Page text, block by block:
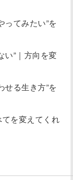
ってみたい”を
い”｜方向を変
せる生き方”を
を変えてくれ